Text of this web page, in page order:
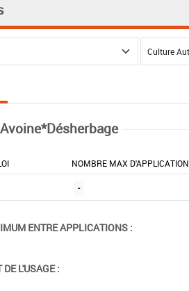
Avoine*Désherbage
NOMBRE MAX D'APPLICATION
-
ENTRE APPLICATIONS :
DE L'USAGE :